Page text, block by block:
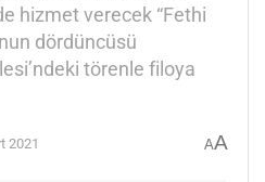
hizmet verecek “Fethi
dördüncüsü
törenle filoya
2021 AA